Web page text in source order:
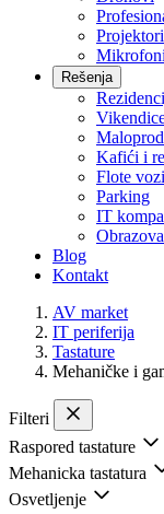
Projektori
Mikrofoni
Rešenja
Kafići i
Flote
Parking
IT
Blog
Kontakt
AV market
IT periferija
Tastature
Mehaničke i
Filteri
Raspored tastature
Mehanicka tastatura
Osvetljenje